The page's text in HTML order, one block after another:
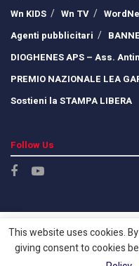
Wn KIDS
Wn TV
Agenti pubblicitari
DIOGHENES APS – Ass.
PREMIO NAZIONALE LEA
Sostieni la STAMPA LIBERA
Follow Us
This website uses cookies.
giving consent to cookies